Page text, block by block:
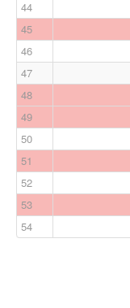
44
45
46
47
48
49
50
51
52
53
54